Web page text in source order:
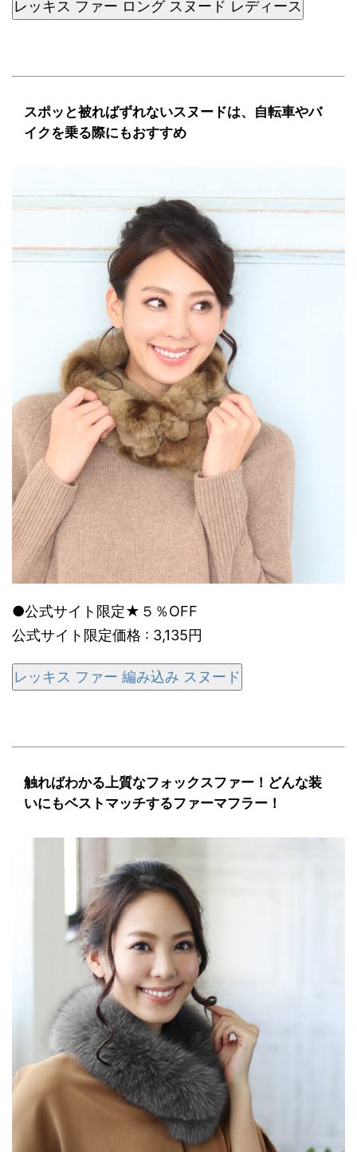
レッキス ファー ロング スヌード レディース
スポッと被ればずれないスヌードは、自転車やバ
イクを乗る際にもおすすめ
●公式サイト限定★５％OFF
公式サイト限定価格 : 3,135円
レッキス ファー 編み込み スヌード
触ればわかる上質なフォックスファー！どんな装
いにもベストマッチするファーマフラー！